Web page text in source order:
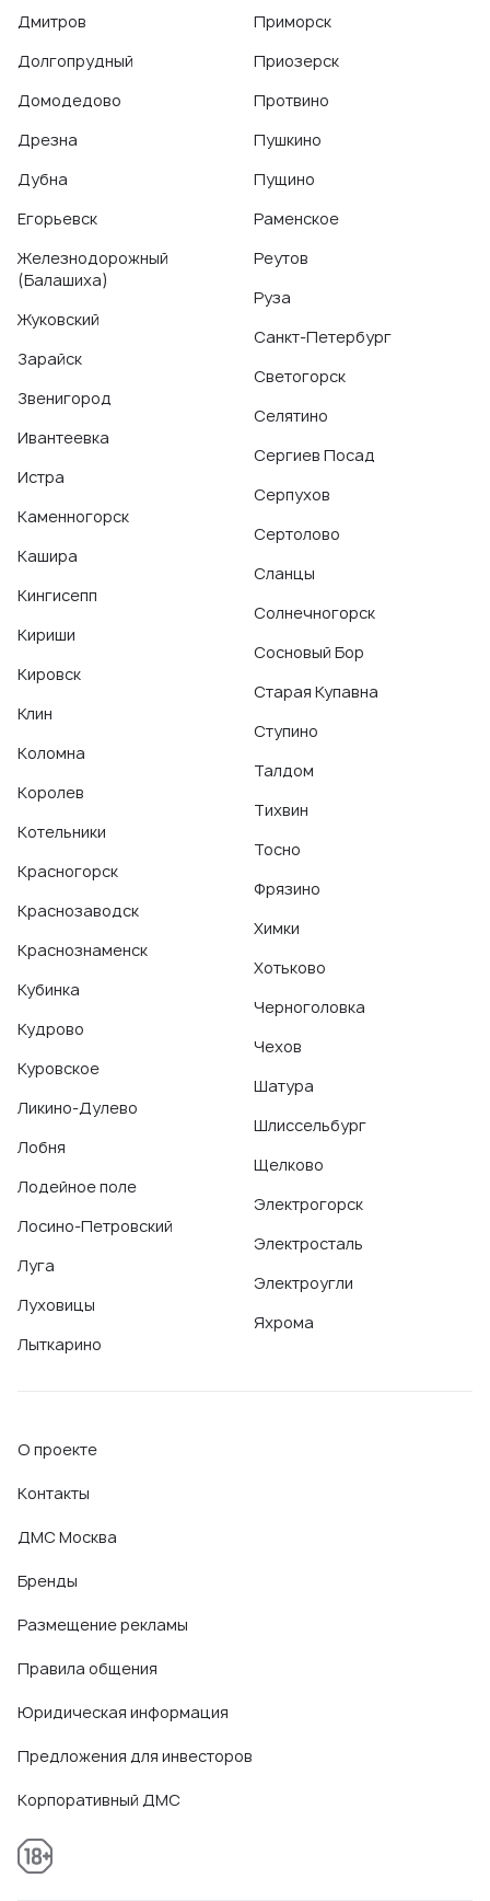
Дмитров
Долгопрудный
Домодедово
Дрезна
Дубна
Егорьевск
Железнодорожный
(Балашиха)
Жуковский
Зарайск
Звенигород
Ивантеевка
Истра
Каменногорск
Кашира
Кингисепп
Кириши
Кировск
Клин
Коломна
Королев
Котельники
Красногорск
Краснозаводск
Краснознаменск
Кубинка
Кудрово
Куровское
Ликино-Дулево
Лобня
Лодейное поле
Лосино-Петровский
Луга
Луховицы
Лыткарино
Приморск
Приозерск
Протвино
Пушкино
Пущино
Раменское
Реутов
Руза
Санкт-Петербург
Светогорск
Селятино
Сергиев Посад
Серпухов
Сертолово
Сланцы
Солнечногорск
Сосновый Бор
Старая Купавна
Ступино
Талдом
Тихвин
Тосно
Фрязино
Химки
Хотьково
Черноголовка
Чехов
Шатура
Шлиссельбург
Щелково
Электрогорск
Электросталь
Электроугли
Яхрома
О проекте
Контакты
ДМС Москва
Бренды
Размещение рекламы
Правила общения
Юридическая информация
Предложения для инвесторов
Корпоративный ДМС